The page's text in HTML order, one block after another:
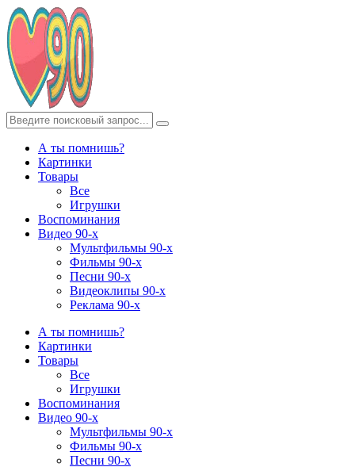
А ты помнишь?
Картинки
Товары
Все
Игрушки
Воспоминания
Видео 90-х
Мультфильмы 90-х
Фильмы 90-х
Песни 90-х
Видеоклипы 90-х
Реклама 90-х
А ты помнишь?
Картинки
Товары
Все
Игрушки
Воспоминания
Видео 90-х
Мультфильмы 90-х
Фильмы 90-х
Песни 90-х